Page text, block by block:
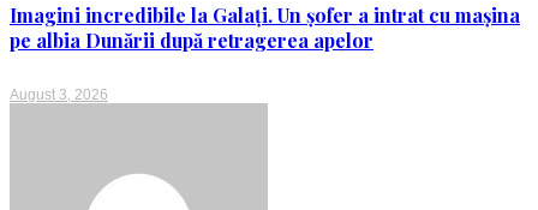
Imagini incredibile la Galați. Un șofer a intrat cu mașina
pe albia Dunării după retragerea apelor
August 3, 2026